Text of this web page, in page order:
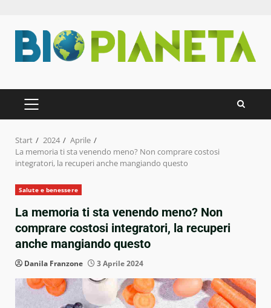
Inhalt
springen
PRIMÄRES
MENÜ
Start 2024
Aprile
La memoria ti sta venendo meno? Non comprare costosi
integratori, la recuperi anche mangiando questo
Salute e benessere
La memoria ti sta venendo meno? Non
comprare costosi integratori, la recuperi
anche mangiando questo
Danila Franzone 3 Aprile 2024